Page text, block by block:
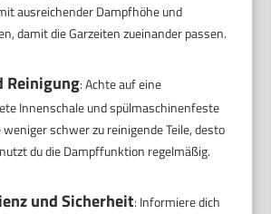
ausreichender Dampfhöhe und
damit die Garzeiten zueinander passen.
Reinigung: Achte auf eine
Innenschale und spülmaschinenfeste
schwer zu reinigende Teile, desto
du die Dampffunktion regelmäßig.
und Sicherheit: Informiere dich